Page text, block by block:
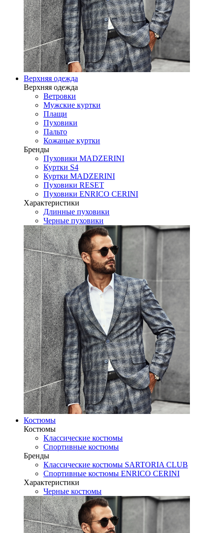
Верхняя одежда
Верхняя одежда
Ветровки
Мужские куртки
Плащи
Пуховики
Пальто
Кожаные куртки
Бренды
Пуховики MADZERINI
Куртки S4
Куртки MADZERINI
Пуховики RESET
Пуховики ENRICO CERINI
Характеристики
Длинные пуховики
Черные пуховики
Костюмы
Костюмы
Классические костюмы
Спортивные костюмы
Бренды
Классические костюмы SARTORIA CLUB
Спортивные костюмы ENRICO CERINI
Характеристики
Черные костюмы